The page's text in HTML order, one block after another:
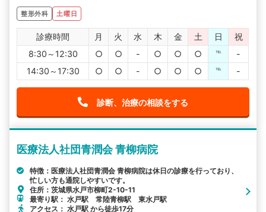
整形外科 土曜日
診療時間 月 火 水 木 金 土 日
祝
8:30～12:30
○ ○ - ○ ○ ○ ℡
-
14:30～17:30
○ ○ - ○ ○ ○ ℡ -
診断、治療の相談をする
医療法人社団青潤会 青柳病院
特徴：医療法人社団青潤会 青柳病院は休日の診療を行っており、
忙しい方も通院しやすいです。
住所：茨城県水戸市柳町2-10-11
最寄り駅： 水戸駅 常陸青柳駅 東水戸駅
アクセス： 水戸駅 から徒歩17分